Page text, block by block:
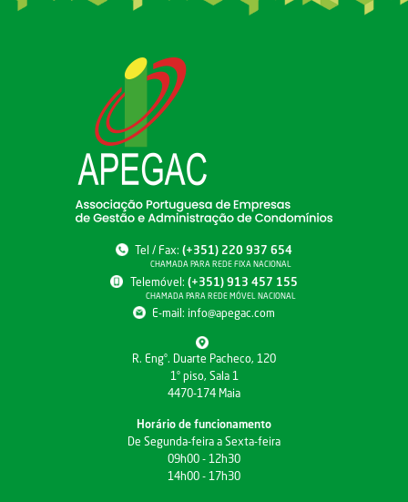
Tel / Fax:(+351) 220 937 654
CHAMADA PARA REDE FIXA NACIONAL
Telemóvel: (+351) 913 457 155
CHAMADA PARA REDE MÓVEL NACIONAL
E-mail: info@apegac.com
R. Engº. Duarte Pacheco, 120
1º piso, Sala 1
4470-174 Maia
Horário de funcionamento
De Segunda-feira a Sexta-feira
09h00 - 12h30
14h00 - 17h30